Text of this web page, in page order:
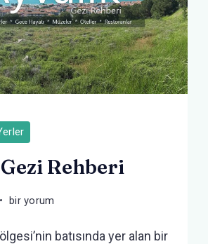
Rehberi
Ayvalık
Rehberi
bir yorum
batısında yer alan bir